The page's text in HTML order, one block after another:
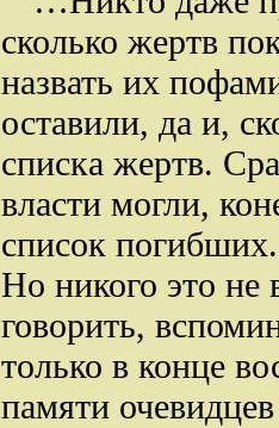
сколько жертв
назвать их
оставили, да и,
списка жертв.
власти могли,
список
Но никого это не
говорить,
только в конце
памяти